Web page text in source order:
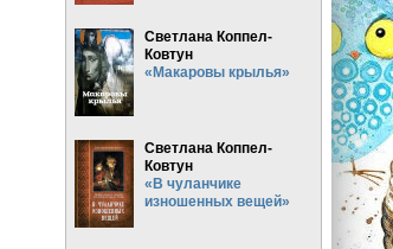
Светлана Коппел-
Ковтун
«Макаровы крылья»
Светлана Коппел-
Ковтун
«В чуланчике
изношенных вещей»